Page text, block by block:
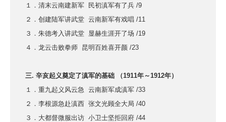
１．清末云南建新军 民初滇军有了兵 /9
２．创建陆军讲武堂 云南新军有戏唱 /11
３．朱德考入讲武堂 显赫生涯开了场 /19
４．龙云击败拳师 昆明百姓喜开颜 /23
三. 辛亥起义奠定了滇军的基础 （1911年～1912年）
１．重九起义风云急 云南新军成滇军 /33
２．李根源急赴滇西 张文光顾全大局 /40
３．大都督微服出访 小卫士坚拒回府 /44